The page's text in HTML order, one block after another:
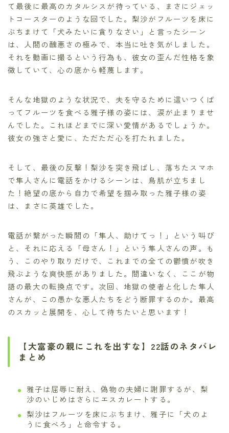
て最後に最高のカタルシスが待っている、まさにジェッ
トコースターのような回でした。梨沙がフルーツを床に
ぶちまけて「犬みたいに貪りなさい」と言ったシーン
は、人間の醜悪さの極みで、本当に吐き気がしました。
それを動画に撮るという行為も、彼女の歪んだ性格を象
徴していて、心の底から軽蔑します。
そんな地獄のような状況で、夫を守るために這いつくば
ってフルーツを食べる雅子様の姿には、涙が止まりませ
んでした。これほどまでに深い愛情があるでしょうか。
彼女の強さと愛に、ただただ心を打たれました。
そして、最後の反撃！梨沙を突き飛ばし、落ちたスマホ
で隼人さんに電話をかけるシーンは、鳥肌が立ちまし
た！絶望の底から自力で希望を掴み取った雅子様の姿
は、まさに英雄でした。
電話が繋がった瞬間の「隼人、助けてっ！」という叫び
と、それに応える「母さん！」という隼人さんの声。も
う、このやり取りだけで、これまでの全ての鬱憤が吹き
飛ぶような爽快感がありました。間違いなく、ここが物
語の最大の転換点です。次回、地獄の使者と化した隼人
さんが、この愚かな悪人たちをどう断罪するのか。最高
のスカッと展開を、心して待ちたいと思います！
【大富豪の親にこれを出すな】22話のネタバレ
まとめ
雅子は屈辱に耐え、偽物の夫婦に謝罪するが、梨
沙のいじめはさらにエスカレートする。
梨沙はフルーツを床にぶちまけ、雅子に「犬のよ
うに食べろ」と命令する。